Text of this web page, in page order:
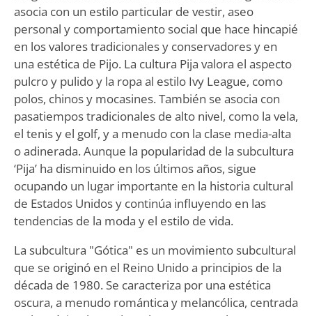
asocia con un estilo particular de vestir, aseo
personal y comportamiento social que hace hincapié
en los valores tradicionales y conservadores y en
una estética de Pijo. La cultura Pija valora el aspecto
pulcro y pulido y la ropa al estilo Ivy League, como
polos, chinos y mocasines. También se asocia con
pasatiempos tradicionales de alto nivel, como la vela,
el tenis y el golf, y a menudo con la clase media-alta
o adinerada. Aunque la popularidad de la subcultura
‘Pija’ ha disminuido en los últimos años, sigue
ocupando un lugar importante en la historia cultural
de Estados Unidos y continúa influyendo en las
tendencias de la moda y el estilo de vida.
La subcultura "Gótica" es un movimiento subcultural
que se originó en el Reino Unido a principios de la
década de 1980. Se caracteriza por una estética
oscura, a menudo romántica y melancólica, centrada